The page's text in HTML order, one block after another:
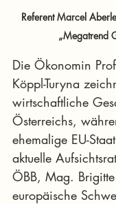
Referent Marcel
„Megatrend
Die Ökonomin
Köppl-Turyna
wirtschaftliche
Österreichs,
ehemalige EU-
aktuelle
ÖBB, Mag.
europäische